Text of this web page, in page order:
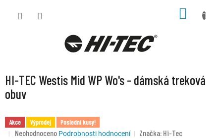
HI-TEC Westis Mid WP Wo's - dámská treková
obuv
Akce Výprodej Poslední kusy!
Průměrné
Neohodnoceno Podrobnosti hodnocení Značka: Hi-Tec